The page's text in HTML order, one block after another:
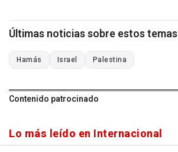
Últimas noticias sobre estos temas
Hamás Israel Palestina
Contenido patrocinado
Lo más leído en Internacional